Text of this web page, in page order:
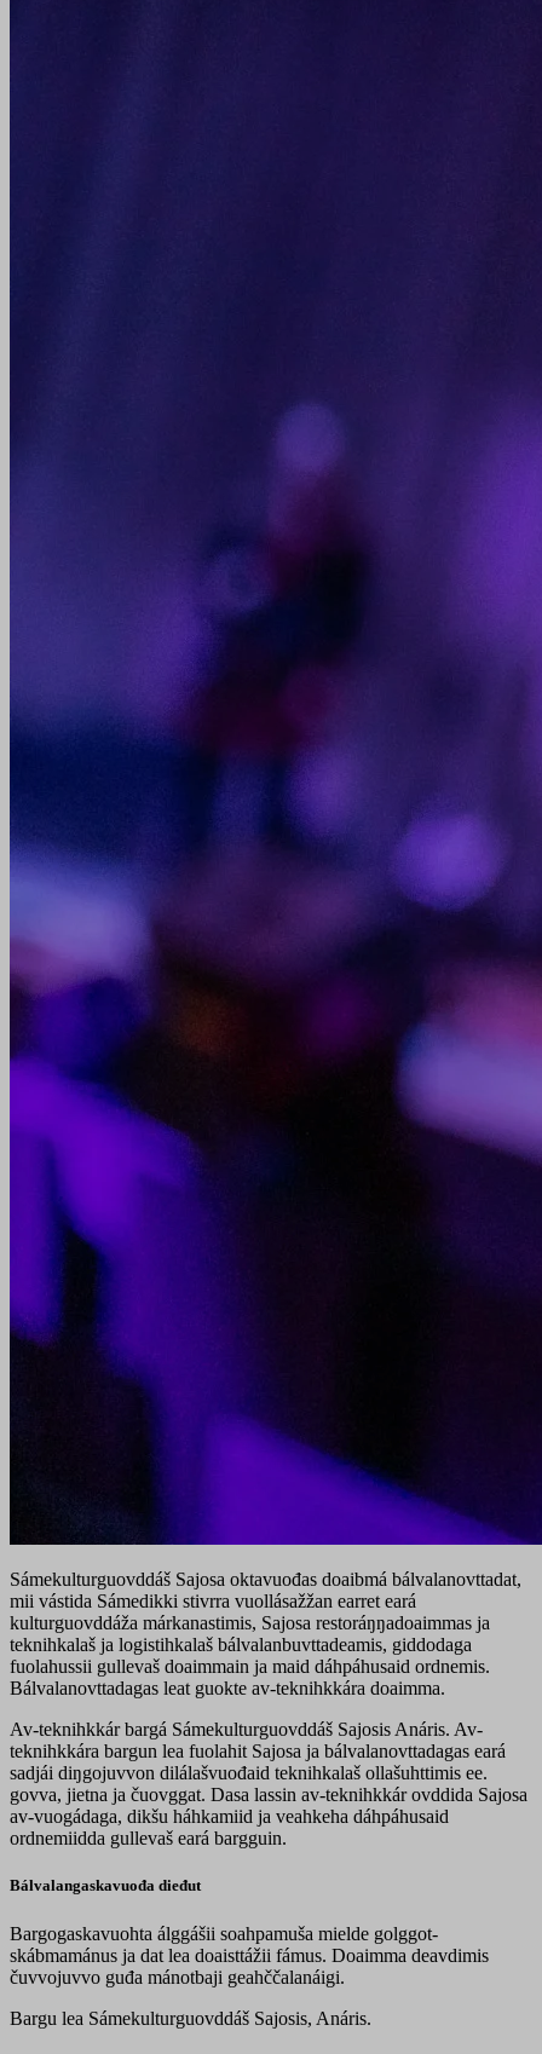
Sámekulturguovddáš Sajosa oktavuođas doaibmá bálvalanovttadat,
mii vástida Sámedikki stivrra vuollásažžan earret eará
kulturguovddáža márkanastimis, Sajosa restoráŋŋadoaimmas ja
teknihkalaš ja logistihkalaš bálvalanbuvttadeamis, giddodaga
fuolahussii gullevaš doaimmain ja maid dáhpáhusaid ordnemis.
Bálvalanovttadagas leat guokte av-teknihkkára doaimma.
Av-teknihkkár bargá Sámekulturguovddáš Sajosis Anáris. Av-
teknihkkára bargun lea fuolahit Sajosa ja bálvalanovttadagas eará
sadjái diŋgojuvvon dilálašvuođaid teknihkalaš ollašuhttimis ee.
govva, jietna ja čuovggat. Dasa lassin av-teknihkkár ovddida Sajosa
av-vuogádaga, dikšu háhkamiid ja veahkeha dáhpáhusaid
ordnemiidda gullevaš eará bargguin.
Bálvalangaskavuođa dieđut
Bargogaskavuohta álggášii soahpamuša mielde golggot-
skábmamánus ja dat lea doaisttážii fámus. Doaimma deavdimis
čuvvojuvvo guđa mánotbaji geahččalanáigi.
Bargu lea Sámekulturguovddáš Sajosis, Anáris.